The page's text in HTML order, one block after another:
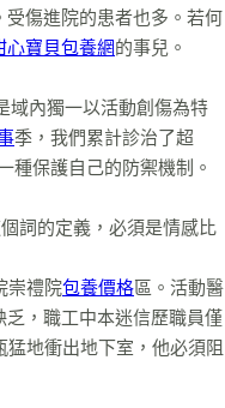
受傷進院的患者也多。若何
心寶貝包養網的事兒。
域內獨一以活動創傷為特
季，我們累計診治了超
種保護自己的防禦機制。
詞的定義，必須是情感比
崇禮院包養價格區。活動醫
，職工中本迷信歷職員僅
地衝出地下室，他必須阻